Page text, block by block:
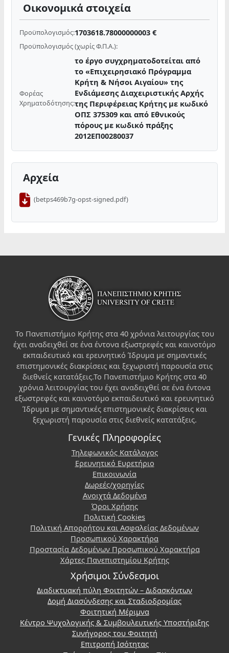
Οικονομικά στοιχεία
Προϋπολογισμός:1703618.78000000003 €
Προϋπολογισμός (χωρίς Φ.Π.Α.):
Φορέας
Χρηματοδότησης:
το έργο συγχρηματοδοτείται από
το «Επιχειρησιακό Πρόγραμμα
Κρήτη & Νήσοι Αιγαίου» της
Ενδιάμεσης Διαχειριστικής Αρχής
της Περιφέρειας Κρήτης με κωδικό
ΟΠΣ 375309 και από Εθνικούς
πόρους με κωδικό πράξης
2012ΕΠ00280037
Αρχεία
(betps469b7g-opst-signed.pdf)
Το Πανεπιστήμιο Κρήτης στα 40 χρόνια λειτουργίας του
έχει αναδειχθεί σε ένα έντονα εξωστρεφές και καινοτόμο
εκπαιδευτικό και ερευνητικό Ίδρυμα με σημαντικές
επιστημονικές διακρίσεις και ξεχωριστή παρουσία στις
διεθνείς κατατάξεις.Το Πανεπιστήμιο Κρήτης στα 40
χρόνια λειτουργίας του έχει αναδειχθεί σε ένα έντονα
εξωστρεφές και καινοτόμο εκπαιδευτικό και ερευνητικό
Ίδρυμα με σημαντικές επιστημονικές διακρίσεις και
ξεχωριστή παρουσία στις διεθνείς κατατάξεις.
Γενικές Πληροφορίες
Τηλεφωνικός Κατάλογος
Ερευνητικό Ευρετήριο
Επικοινωνία
Δωρεές/χορηγίες
Ανοιχτά Δεδομένα
Όροι Χρήσης
Πολιτική Cookies
Πολιτική Απορρήτου και Ασφαλείας Δεδομένων
Προσωπικού Χαρακτήρα
Προστασία Δεδομένων Προσωπικού Χαρακτήρα
Χάρτες Πανεπιστημίου Κρήτης
Χρήσιμοι Σύνδεσμοι
Διαδικτυακή πύλη Φοιτητών – Διδασκόντων
Δομή Διασύνδεσης και Σταδιοδρομίας
Φοιτητική Μέριμνα
Κέντρο Ψυχολογικής & Συμβουλευτικής Υποστήριξης
Συνήγορος του Φοιτητή
Επιτροπή Ισότητας